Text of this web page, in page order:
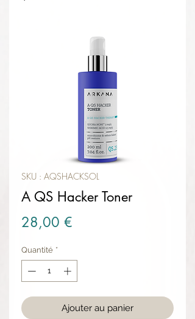
SKU : AQSHACKSOL
A QS Hacker Toner
28,00 €
Quantité *
Ajouter au panier